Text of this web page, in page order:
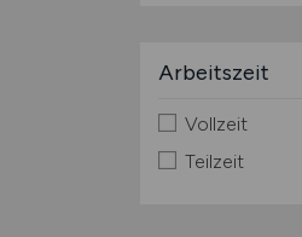
Arbeitszeit
Vollzeit
Teilzeit